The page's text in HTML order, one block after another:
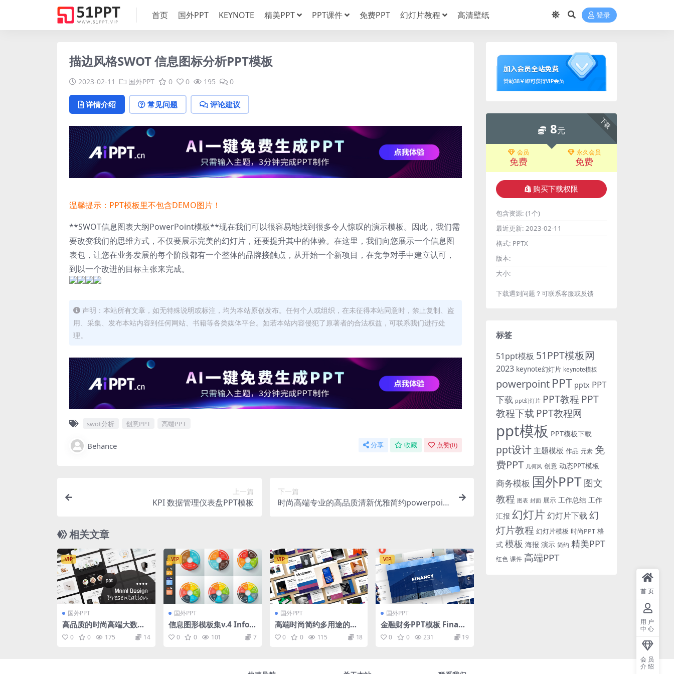
首页 国外PPT KEYNOTE 精美PPT PPT课件 免费PPT 幻灯片教程 高清壁纸 登录
描边风格SWOT 信息图标分析PPT模板
2023-02-11 国外PPT 0 0 195 0
详情介绍 常见问题 评论建议
温馨提示：PPT模板里不包含DEMO图片！
**SWOT信息图表大纲PowerPoint模板**现在我们可以很容易地找到很多令人惊叹的演示模板。因此，我们需
要改变我们的思维方式，不仅要展示完美的幻灯片，还要提升其中的体验。在这里，我们向您展示一个信息图
表包，让您在业务发展的每个阶段都有一个整体的品牌接触点，从开始一个新项目，在竞争对手中建立认可，
到以一个改进的目标主张来完成。
声明：本站所有文章，如无特殊说明或标注，均为本站原创发布。任何个人或组织，在未征得本站同意时，禁止复制、盗
用、采集、发布本站内容到任何网站、书籍等各类媒体平台。如若本站内容侵犯了原著者的合法权益，可联系我们进行处
理。
swot分析 创意PPT 高端PPT
Behance 分享 收藏 点赞(0)
上一篇
KPI 数据管理仪表盘PPT模板
下一篇
时尚高端专业的高品质清新优雅简约powerpoint
相关文章
VIP
国外PPT
高品质的时尚高端大数据
图标图表大数据powerpo
int幻灯片演示模板（ppt
0 0 175 14
VIP
国外PPT
信息图形模板集v.4 Infog
raphics template set
v.4
0 0 101 7
VIP
国外PPT
高端时尚简约多用途的高
品质商业商务powerpoin
t幻灯片演示模板（ppt
0 0 115 18
VIP
国外PPT
金融财务PPT模板 Financ
y – Financial Powerpoi
nt Template
0 0 231 19
下载
8元
会员
免费
永久会员
免费
购买下载权限
包含资源: (1个)
最近更新: 2023-02-11
格式: PPTX
版本:
大小:
下载遇到问题？可联系客服或反馈
标签
51ppt模板 51PPT模板网
2023 keynote幻灯片 keynote模板
powerpoint PPT pptx PPT
下载 ppt幻灯片 PPT教程 PPT
教程下载 PPT教程网
ppt模板 PPT模板下载
ppt设计 主题模板 作品 元素 免
费PPT 几何风 创意 动态PPT模板
商务模板 国外PPT图文
教程 图表 封面 展示 工作总结 工作
汇报 幻灯片 幻灯片下载 幻
灯片教程 幻灯片模板 时尚PPT 格
式 模板 海报 演示 简约 精美PPT
红色 课件 高端PPT
首页
用户
中心
会员
介绍